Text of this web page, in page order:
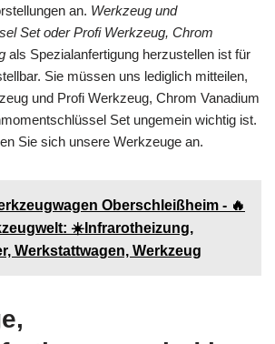
an. Werkzeug und
Set oder Profi Werkzeug, Chrom
als Spezialanfertigung herzustellen ist für
Sie müssen uns lediglich mitteilen,
und Profi Werkzeug, Chrom Vanadium
Set ungemein wichtig ist.
Sie sich unsere Werkzeuge an.
Oberschleißheim - 🔥
☀️Infrarotheizung,
Werkstattwagen, Werkzeug